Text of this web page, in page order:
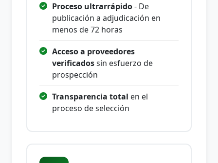
Proceso ultrarrápido- De
publicación a adjudicación en
menos de 72 horas
Acceso a proveedores
verificadossin esfuerzo de
prospección
Transparencia total en el
proceso de selección